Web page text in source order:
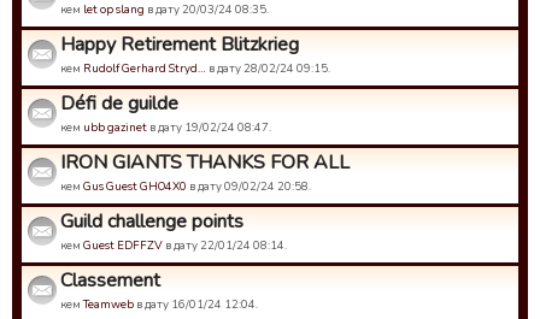
кем let op slang в дату 20/03/24 08:35.
Happy Retirement Blitzkrieg
кем Rudolf Gerhard Stryd… в дату 28/02/24 09:15.
Défi de guilde
кем ubb gazinet в дату 19/02/24 08:47.
IRON GIANTS THANKS FOR ALL
кем Gus Guest GHO4X0 в дату 09/02/24 20:58.
Guild challenge points
кем Guest EDFFZV в дату 22/01/24 08:14.
Classement
кемTeamweb в дату 16/01/24 12:04.